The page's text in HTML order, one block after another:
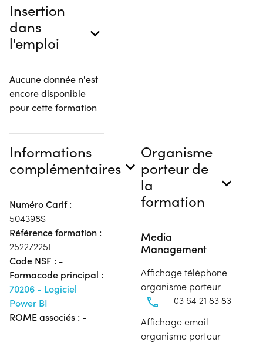
Insertion
dans
l'emploi
Aucune donnée n'est
encore disponible
pour cette formation
Informations
complémentaires
Numéro Carif :
504398S
Référence formation :
25227225F
Code NSF : -
Formacode principal :
70206 - Logiciel
Power BI
ROME associés : -
Organisme
porteur de
la
formation
Media
Management
Affichage téléphone
organisme porteur
03 64 21 83 83
Affichage email
organisme porteur